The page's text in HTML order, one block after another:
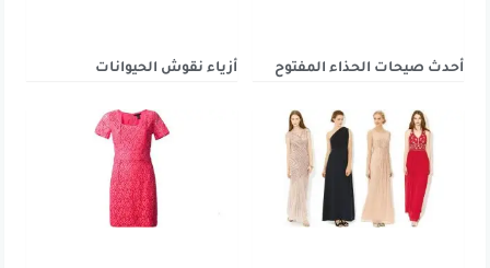
أحدث صيحات الحذاء المفتوح أزياء نقوش الحيوانات